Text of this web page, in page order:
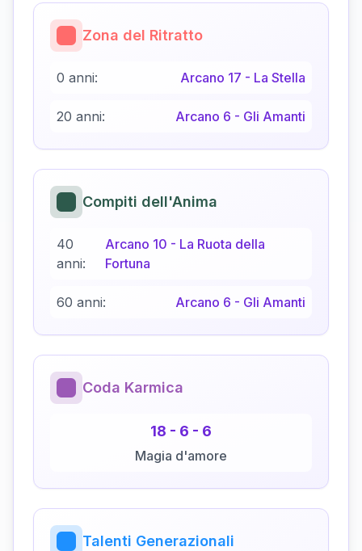
Zona del Ritratto
0 anni: Arcano 17 - La Stella
20 anni: Arcano 6 - Gli Amanti
Compiti dell'Anima
40
anni:
Arcano 10 - La Ruota della
Fortuna
60 anni: Arcano 6 - Gli Amanti
Coda Karmica
18 - 6 - 6
Magia d'amore
Talenti Generazionali